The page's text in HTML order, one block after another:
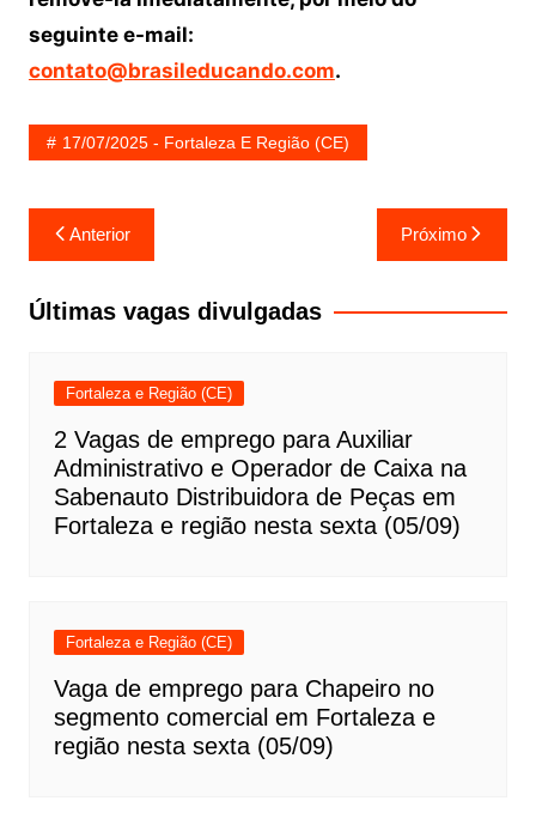
seguinte e-mail:
contato@brasileducando.com.
17/07/2025 - Fortaleza E Região (CE)
Navegação
de
Post
Anterior Próximo
Últimas vagas divulgadas
Fortaleza e Região (CE)
2 Vagas de emprego para Auxiliar
Administrativo e Operador de Caixa na
Sabenauto Distribuidora de Peças em
Fortaleza e região nesta sexta (05/09)
Fortaleza e Região (CE)
Vaga de emprego para Chapeiro no
segmento comercial em Fortaleza e
região nesta sexta (05/09)